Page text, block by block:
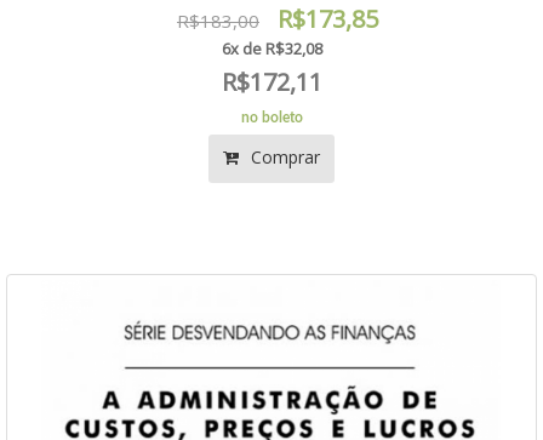
R$183,00 R$173,85
6x de R$32,08
R$172,11
no boleto
Comprar